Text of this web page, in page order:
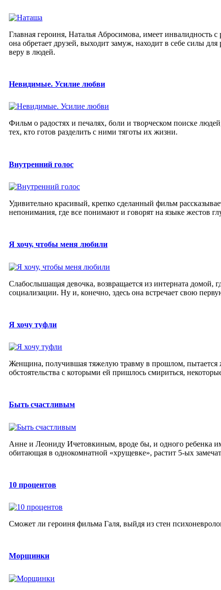
Главная героиня, Наталья Абросимова, имеет инвалидность
она обретает друзей, выходит замуж, находит в себе силы
веру в людей.
Невидимые. Усилие любви
Фильм о радостях и печалях, боли и творческом поиске
тех, кто готов разделить с ними тяготы их жизни.
Внутренний голос
Удивительно красивый, крепко сделанный фильм
непонимания, где все понимают и говорят на языке жестов
Я хочу, чтобы меня любили
Слабослышащая девочка, возвращается из интерната домой,
социализации. Ну и, конечно, здесь она встречает свою
Я хочу туфли
Женщина, получившая тяжелую травму в прошлом, пытается
обстоятельства с которыми ей пришлось смириться,
Быть счастливым
Анне и Леониду Ичетовкиным, вроде бы, и одного ребенка
обитающая в однокомнатной «хрущевке», растит 5-ых
10 процентов
Cможет ли героиня фильма Галя, выйдя из стен
Морщинки